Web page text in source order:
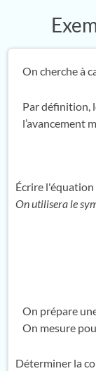
On cherche à
Par définition,
l’avancement
Écrire
On utilisera le
On prépare
On mesure
Déterminer la